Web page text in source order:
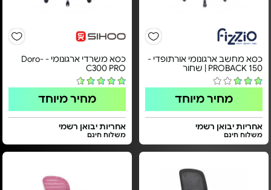
כסא מחשב ארגונומי אורתופדי -
PROBACK 150 | שחור
מחיר מיוחד
אחריות יבואן רשמי
משלוח חינם
כסא משרדי ארגונומי - Doro-
C300 PRO
מחיר מיוחד
אחריות יבואן רשמי
משלוח חינם